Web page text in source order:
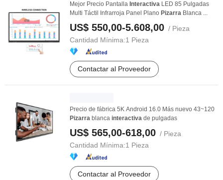
Mejor Precio Pantalla Interactiva LED 85 Pulgadas
Multi Táctil Infrarroja Panel Plano Pizarra Blanca ...
US$ 550,00-5.608,00 / Pieza
Cantidad Mínima:1 Pieza
Contactar al Proveedor
Precio de fábrica 5K Android 16.0 Más nuevo 43~120
Pizarra blanca interactiva de pulgadas
US$ 565,00-618,00 / Pieza
Cantidad Mínima:1 Pieza
Contactar al Proveedor